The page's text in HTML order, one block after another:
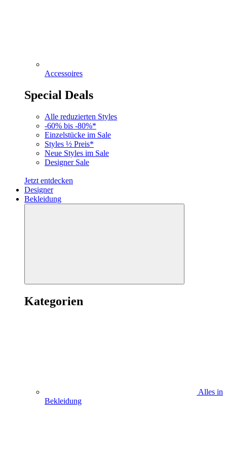
Accessoires
Special Deals
Alle reduzierten Styles
-60% bis -80%*
Einzelstücke im Sale
Styles ½ Preis*
Neue Styles im Sale
Designer Sale
Jetzt entdecken
Designer
Bekleidung
Kategorien
Alles in
Bekleidung